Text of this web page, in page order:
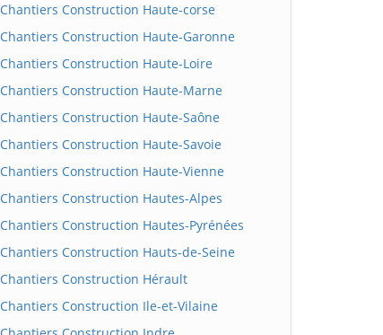
Chantiers Construction Haute-corse
Chantiers Construction Haute-Garonne
Chantiers Construction Haute-Loire
Chantiers Construction Haute-Marne
Chantiers Construction Haute-Saône
Chantiers Construction Haute-Savoie
Chantiers Construction Haute-Vienne
Chantiers Construction Hautes-Alpes
Chantiers Construction Hautes-Pyrénées
Chantiers Construction Hauts-de-Seine
Chantiers Construction Hérault
Chantiers Construction Ile-et-Vilaine